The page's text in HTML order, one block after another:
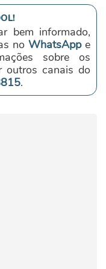
bem informado,
noWhatsAppe
sobre os
outros canais do
.